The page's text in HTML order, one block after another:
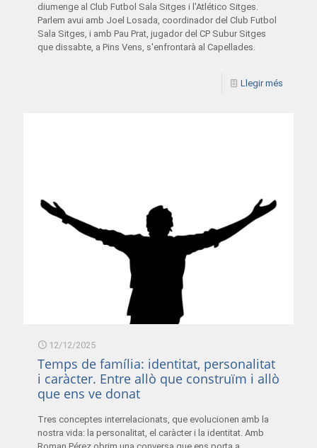
diumenge al Club Futbol Sala Sitges i l'Atlético Sitges.
Parlem avui amb Joel Losada, coordinador del Club Futbol
Sala Sitges, i amb Pau Prat, jugador del CP Subur Sitges
que dissabte, a Pins Vens, s'enfrontarà al Capellades.
Llegir més
12/12/2025
Temps de família: identitat, personalitat
i caràcter. Entre allò que construïm i allò
que ens ve donat
Tres conceptes interrelacionats, que evolucionen amb la
nostra vida: la personalitat, el caràcter i la identitat. Amb